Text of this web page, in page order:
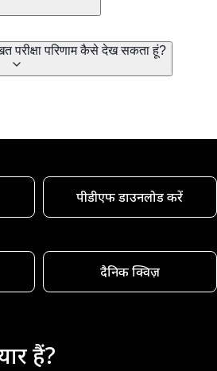
परीक्षा परिणाम कैसे देख सकता हूं?
पीडीएफ डाउनलोड करें
दैनिक क्विज़
हैं?